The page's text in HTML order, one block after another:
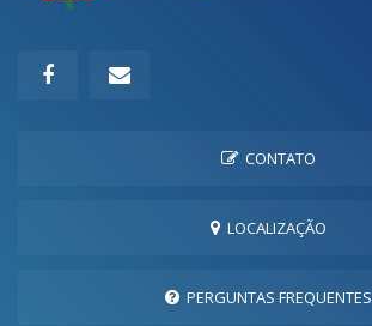
CONTATO
LOCALIZAÇÃO
PERGUNTAS FREQUENTES